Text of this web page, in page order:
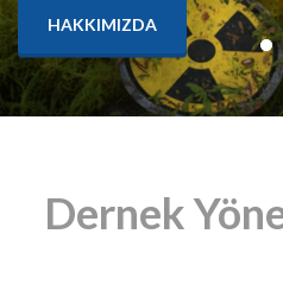
HAKKIMIZDA
Dernek